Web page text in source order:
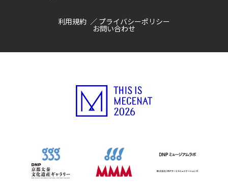
利用規約 プライバシーポリシー
お問い合わせ